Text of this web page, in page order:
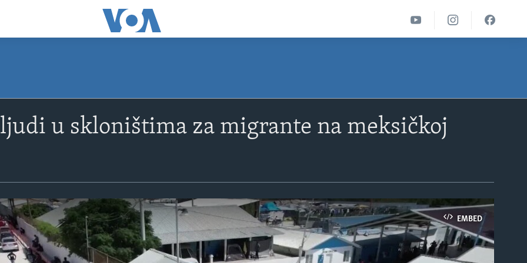
u skloništima za migrante na meksičkoj
EMBED